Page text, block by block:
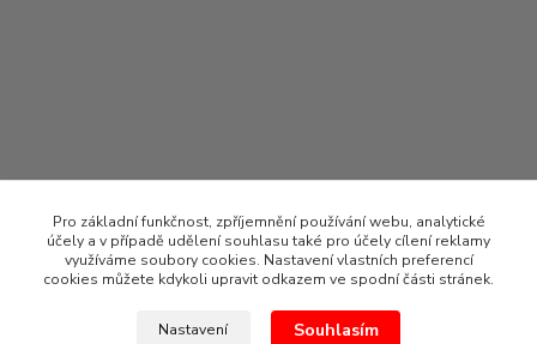
Pro základní funkčnost, zpříjemnění používání webu, analytické
účely a v případě udělení souhlasu také pro účely cílení reklamy
využíváme soubory cookies. Nastavení vlastních preferencí
cookies můžete kdykoli upravit odkazem ve spodní části stránek.
Nastavení Souhlasím